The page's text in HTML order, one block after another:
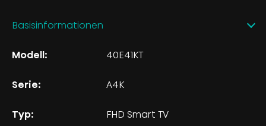
Basisinformationen
Modell: 40E41KT
Serie: A4K
Typ: FHD Smart TV